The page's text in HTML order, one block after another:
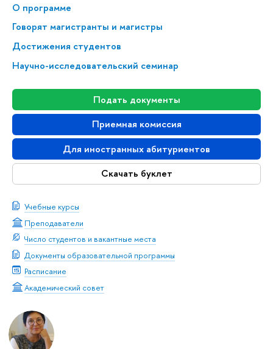
О программе
Говорят магистранты и магистры
Достижения студентов
Научно-исследовательский семинар
Подать документы
Приемная комиссия
Для иностранных абитуриентов
Скачать буклет
Учебные курсы
Преподаватели
Число студентов и вакантные места
Документы образовательной программы
Расписание
Академический совет